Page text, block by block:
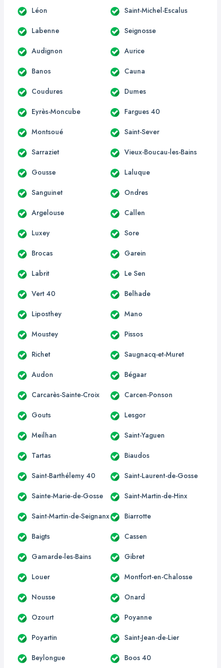
Léon Saint-Michel-Escalus
Labenne Seignosse
Audignon Aurice
Banos Cauna
Coudures Dumes
Eyrès-Moncube Fargues 40
Montsoué Saint-Sever
Sarraziet Vieux-Boucau-les-Bains
Gousse Laluque
Sanguinet Ondres
Argelouse Callen
Luxey Sore
Brocas Garein
Labrit Le Sen
Vert 40 Belhade
Liposthey Mano
Moustey Pissos
Richet Saugnacq-et-Muret
Audon Bégaar
Carcarès-Sainte-Croix Carcen-Ponson
Gouts Lesgor
Meilhan Saint-Yaguen
Tartas Biaudos
Saint-Barthélemy 40 Saint-Laurent-de-Gosse
Sainte-Marie-de-Gosse Saint-Martin-de-Hinx
Saint-Martin-de-Seignanx Biarrotte
Baigts Cassen
Gamarde-les-Bains Gibret
Louer Montfort-en-Chalosse
Nousse Onard
Ozourt Poyanne
Poyartin Saint-Jean-de-Lier
Beylongue Boos 40